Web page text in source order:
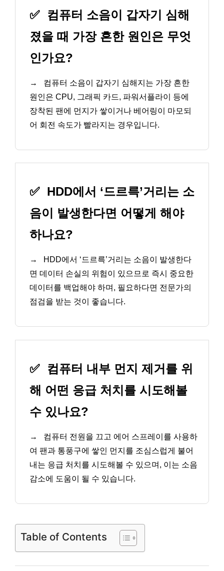
✅
컴퓨터 소음이 갑자기 심해
졌을 때 가장 흔한 원인은 무엇
인가요?
→
컴퓨터 소음이 갑자기 심해지는 가장 흔한
원인은 CPU, 그래픽 카드, 파워서플라이 등에
장착된 팬에 먼지가 쌓이거나 베어링이 마모되
어 회전 속도가 빨라지는 경우입니다.
✅ HDD에서 ‘드르륵’거리는 소
음이 발생한다면 어떻게 해야
하나요?
→
HDD에서 ‘드르륵’거리는 소음이 발생한다
면 데이터 손실의 위험이 있으므로 즉시 중요한
데이터를 백업해야 하며, 필요하다면 전문가의
점검을 받는 것이 좋습니다.
✅
컴퓨터 내부 먼지 제거를 위
해 어떤 응급 처치를 시도해볼
수 있나요?
→
컴퓨터 전원을 끄고 에어 스프레이를 사용하
여 팬과 통풍구에 쌓인 먼지를 조심스럽게 불어
내는 응급 처치를 시도해볼 수 있으며, 이는 소음
감소에 도움이 될 수 있습니다.
Table of Contents